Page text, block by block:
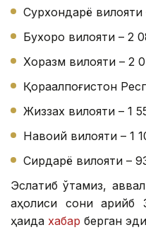
Сурхондарё
Бухоро вилояти – 2
Хоразм вилояти – 2
Қорақалпоғистон
Жиззах вилояти – 1
Навоий вилояти – 1
Сирдарё вилояти –
Эслатиб ўтамиз,
аҳолиси сони қарийб
ҳақида хабар берган